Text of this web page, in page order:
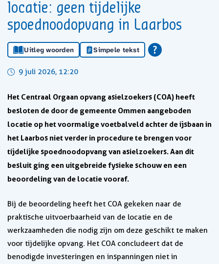
locatie: geen tijdelijke
spoednoodopvang in Laarbos
Uitleg woorden Simpele tekst
9 juli 2026, 12:20
Het Centraal Orgaan opvang asielzoekers (COA) heeft
besloten de door de gemeente Ommen aangeboden
locatie op het voormalige voetbalveld achter de ijsbaan in
het Laarbos niet verder in procedure te brengen voor
tijdelijke spoednoodopvang van asielzoekers. Aan dit
besluit ging een uitgebreide fysieke schouw en een
beoordeling van de locatie vooraf.
Bij de beoordeling heeft het COA gekeken naar de
praktische uitvoerbaarheid van de locatie en de
werkzaamheden die nodig zijn om deze geschikt te maken
voor tijdelijke opvang. Het COA concludeert dat de
benodigde investeringen en inspanningen niet in